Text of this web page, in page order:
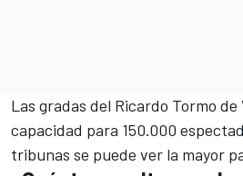
Las gradas del Ricardo Tormo
capacidad para 150.000
tribunas se puede ver la mayor